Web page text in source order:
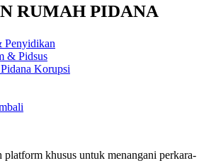
RUMAH PIDANA
Penyidikan
& Pidsus
Korupsi
platform khusus untuk menangani perkara-